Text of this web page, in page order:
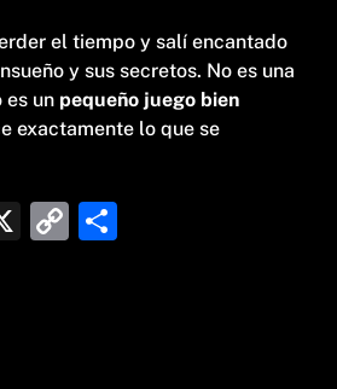
el tiempo y salí encantado
y sus secretos. No es una
es un pequeño juego bien
exactamente lo que se
X
C